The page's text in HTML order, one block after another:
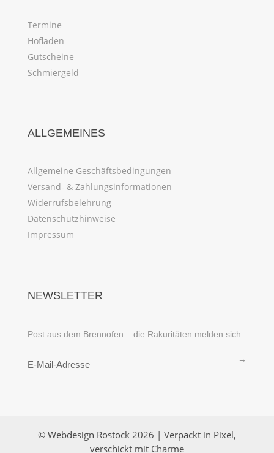
Termine
Hofladen
Gutscheine
Schmiergeld
ALLGEMEINES
Allgemeine Geschäftsbedingungen
Versand- & Zahlungsinformationen
Widerrufsbelehrung
Datenschutzhinweise
Impressum
NEWSLETTER
Post aus dem Brennofen – die Rakuritäten melden sich.
→
© Webdesign Rostock 2026 | Verpackt in Pixel,
verschickt mit Charme